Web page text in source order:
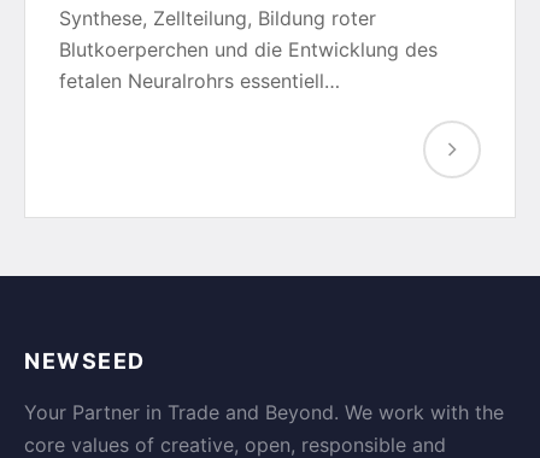
Synthese, Zellteilung, Bildung roter
Blutkoerperchen und die Entwicklung des
fetalen Neuralrohrs essentiell…
NEWSEED
Your Partner in Trade and Beyond. We work with the
core values of creative, open, responsible and